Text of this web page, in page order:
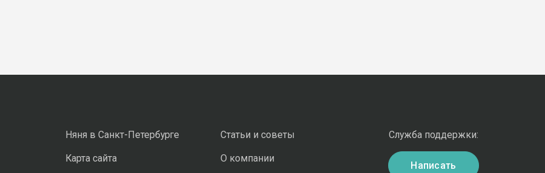
Няня в Санкт-Петербурге
Карта сайта
Статьи и советы
О компании
Служба поддержки:
Написать